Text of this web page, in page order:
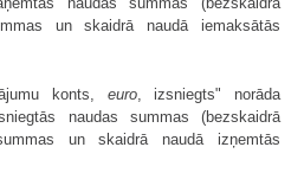
un skaidrā naudā iemaksātās
konts, euro, izsniegts" norāda
naudas summas (bezskaidrā
un skaidrā naudā izņemtās